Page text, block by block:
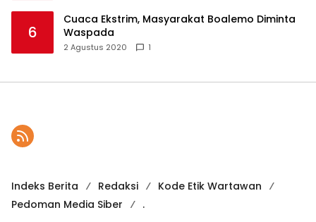
6
Cuaca Ekstrim, Masyarakat Boalemo Diminta
Waspada
2 Agustus 2020 1
Indeks Berita Redaksi
Kode Etik Wartawan
Pedoman Media Siber
.